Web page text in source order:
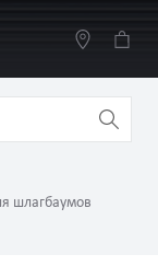
шлагбаумов